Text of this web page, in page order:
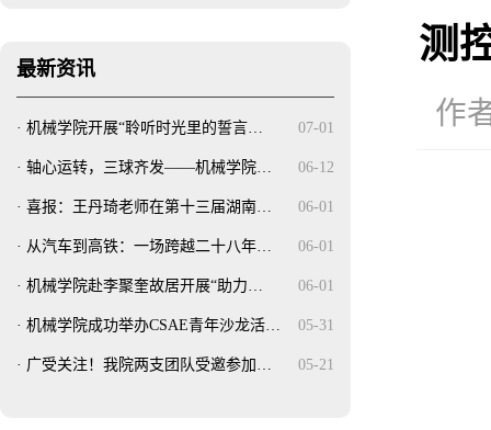
最新资讯
07-01
· 机械学院开展“聆听时光里的誓言…
06-12
· 轴心运转，三球齐发——机械学院…
06-01
· 喜报：王丹琦老师在第十三届湖南…
06-01
· 从汽车到高铁：一场跨越二十八年…
06-01
· 机械学院赴李聚奎故居开展“助力…
05-31
· 机械学院成功举办CSAE青年沙龙活…
05-21
· 广受关注！我院两支团队受邀参加…
测
作